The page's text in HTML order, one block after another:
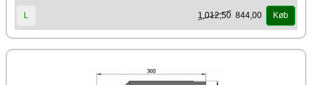
L 1.012,50 844,00 Køb